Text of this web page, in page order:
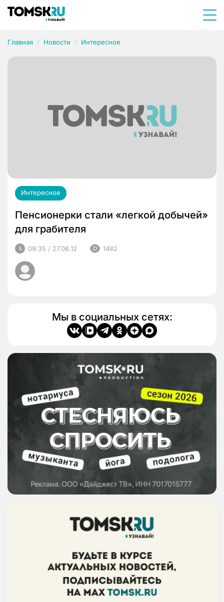
Главная Новости Интересное
Интересное
Пенсионерки стали «легкой добычей»
для грабителя
09:35 / 27.06.12 1482
Мы в социальных сетях: